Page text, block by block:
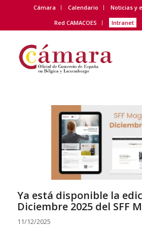
Cámara Calendario Noticias y
Red CAMACOES
Intranet
Ya está disponible la
Diciembre 2025 del SFF
11/12/2025